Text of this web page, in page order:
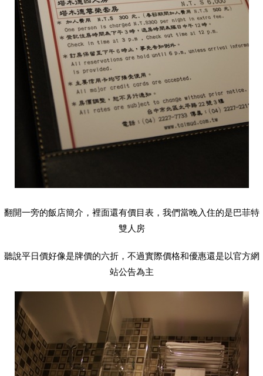
翻開一旁的飯店簡介，裡面還有價目表，我們當晚入住的是巴菲特
雙人房
聽說平日價好像是牌價的六折，不過實際價格和優惠還是以官方網
站公告為主